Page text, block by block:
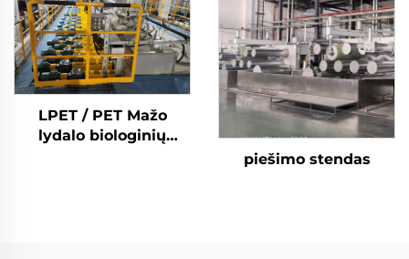
poliesterio
kuokštelinio pluošto
PSF gamybos mašina
LPET / PET Mažo
lydalo biologinių
piešimo stendas